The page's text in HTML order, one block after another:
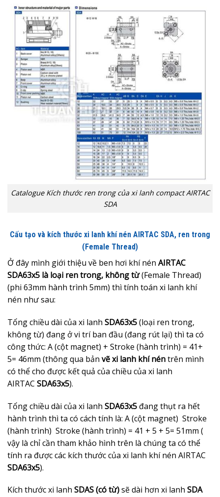
Catalogue Kích thước ren trong của xi lanh compact AIRTAC
SDA
Cấu tạo và kích thước xi lanh khí nén AIRTAC SDA, ren trong
(Female Thread)
Ở đây mình giới thiệu về ben hơi khí nén AIRTAC
SDA63x5 là loại ren trong, không từ(Female Thread)
(phi 63mm hành trình 5mm) thì tính toán xi lanh khí
nén như sau:
Tổng chiều dài của xi lanh SDA63x5(loại ren trong,
không từ) đang ở vi trí ban đầu (đang rút lại) thì ta có
công thức: A (cột magnet) + Stroke (hành trình) = 41+
5= 46mm (thông qua bản vẽ xi lanh khí néntrên mình
có thể cho được kết quả của chiều của xi lanh
AIRTAC SDA63x5).
Tổng chiều dài của xi lanh SDA63x5 đang thụt ra hết
hành trình thì ta có cách tính là: A (cột magnet) Stroke
(hành trình) Stroke (hành trình) = 41 + 5 + 5= 51mm (
vậy là chỉ cần tham khảo hình trên là chúng ta có thể
tính ra được các kích thước của xi lanh khí nén AIRTAC
SDA63x5).
Kích thước xi lanh SDAS (có từ)sẽ dài hơn xi lanh SDA